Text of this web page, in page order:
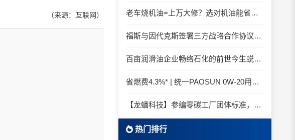
（来源：互联网） 老车烧机油=上万大修？选对机油能省大钱！
福斯与因代克斯签署三方战略合作协议，覆盖全系列机床
百亩润滑油企业畅络石化的前世今生蜕变之路
省燃费4.3%* | 统一PAOSUN 0W-20用认证和标准说话
【龙蟠科技】参编零碳工厂团体标准，龙蟠科技以绿色智造锚定零碳未来
热门排行